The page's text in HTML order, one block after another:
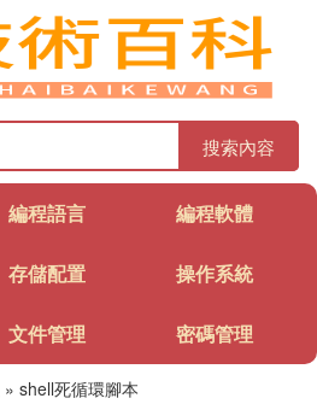
搜索內容
編程語言 編程軟體
存儲配置 操作系統
文件管理 密碼管理
» shell死循環腳本